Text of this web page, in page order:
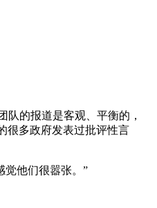
的报道是客观、平衡的，
很多政府发表过批评性言
觉他们很嚣张。”